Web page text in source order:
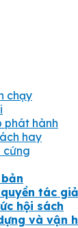
chạy
phát hành
hay
cứng
tác giả
hội sách
và vận